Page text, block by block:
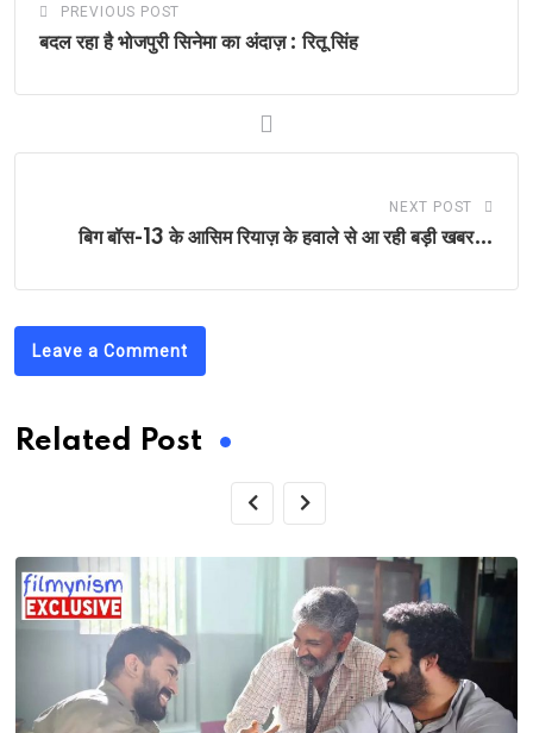
PREVIOUS POST
बदल रहा है भोजपुरी सिनेमा का अंदाज़ : रितू सिंह
NEXT POST
बिग बॉस-13 के आसिम रियाज़ के हवाले से आ रही बड़ी खबर…
Leave a Comment
Related Post